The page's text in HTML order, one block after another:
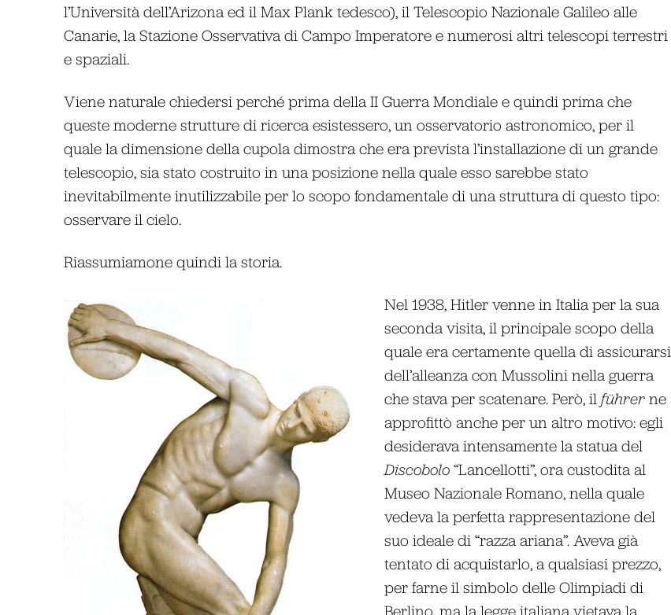
l’Università dell’Arizona ed il Max Plank tedesco), il Telescopio Nazionale Galileo alle
Canarie, la Stazione Osservativa di Campo Imperatore e numerosi altri telescopi terrestri
e spaziali.
Viene naturale chiedersi perché prima della II Guerra Mondiale e quindi prima che
queste moderne strutture di ricerca esistessero, un osservatorio astronomico, per il
quale la dimensione della cupola dimostra che era prevista l’installazione di un grande
telescopio, sia stato costruito in una posizione nella quale esso sarebbe stato
inevitabilmente inutilizzabile per lo scopo fondamentale di una struttura di questo tipo:
osservare il cielo.
Riassumiamone quindi la storia.
Nel 1938, Hitler venne in Italia per la sua
seconda visita, il principale scopo della
quale era certamente quella di assicurarsi
dell’alleanza con Mussolini nella guerra
che stava per scatenare. Però, il führer ne
approfittò anche per un altro motivo: egli
desiderava intensamente la statua del
Discobolo “Lancellotti”, ora custodita al
Museo Nazionale Romano, nella quale
vedeva la perfetta rappresentazione del
suo ideale di “razza ariana”. Aveva già
tentato di acquistarlo, a qualsiasi prezzo,
per farne il simbolo delle Olimpiadi di
Berlino, ma la legge italiana vietava la